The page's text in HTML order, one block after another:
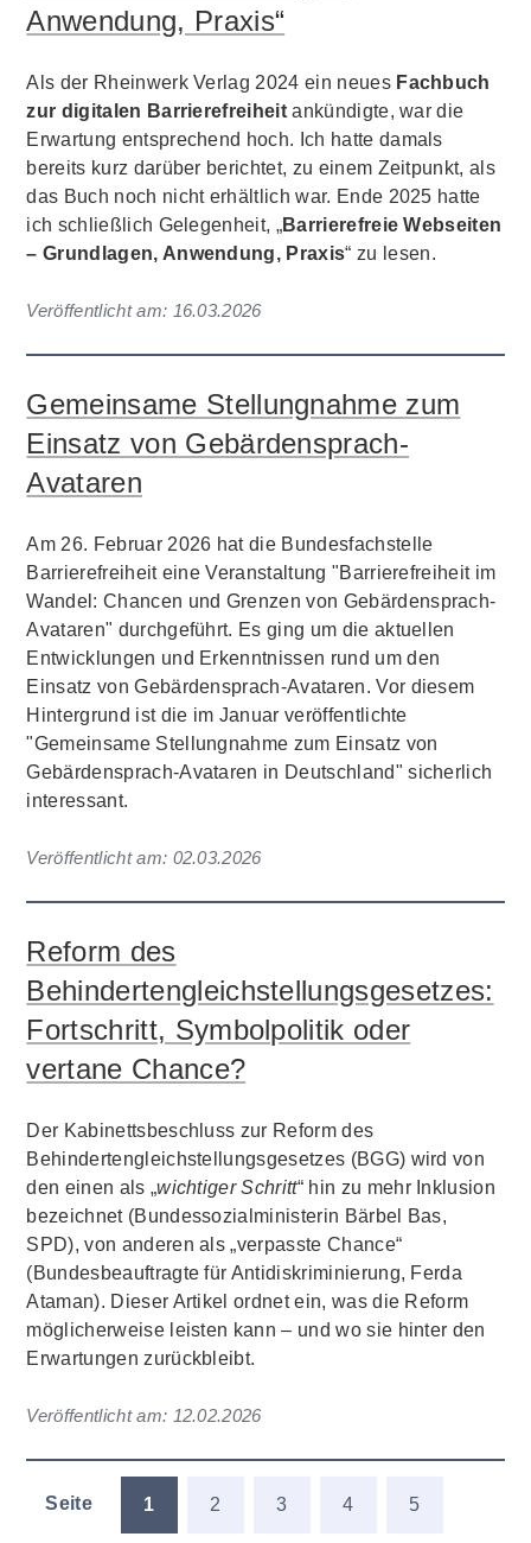
Anwendung, Praxis“
Als der Rheinwerk Verlag 2024 ein neues Fachbuch
zur digitalen Barrierefreiheit ankündigte, war die
Erwartung entsprechend hoch. Ich hatte damals
bereits kurz darüber berichtet, zu einem Zeitpunkt, als
das Buch noch nicht erhältlich war. Ende 2025 hatte
ich schließlich Gelegenheit, „Barrierefreie Webseiten
– Grundlagen, Anwendung, Praxis“ zu lesen.
Veröffentlicht am: 16.03.2026
Gemeinsame Stellungnahme zum
Einsatz von Gebärdensprach-
Avataren
Am 26. Februar 2026 hat die Bundesfachstelle
Barrierefreiheit eine Veranstaltung "Barrierefreiheit im
Wandel: Chancen und Grenzen von Gebärdensprach-
Avataren" durchgeführt. Es ging um die aktuellen
Entwicklungen und Erkenntnissen rund um den
Einsatz von Gebärdensprach-Avataren. Vor diesem
Hintergrund ist die im Januar veröffentlichte
"Gemeinsame Stellungnahme zum Einsatz von
Gebärdensprach-Avataren in Deutschland" sicherlich
interessant.
Veröffentlicht am: 02.03.2026
Reform des
Behindertengleichstellungsgesetzes:
Fortschritt, Symbolpolitik oder
vertane Chance?
Der Kabinettsbeschluss zur Reform des
Behindertengleichstellungsgesetzes (BGG) wird von
den einen als „wichtiger Schritt“ hin zu mehr Inklusion
bezeichnet (Bundessozialministerin Bärbel Bas,
SPD), von anderen als „verpasste Chance“
(Bundesbeauftragte für Antidiskriminierung, Ferda
Ataman). Dieser Artikel ordnet ein, was die Reform
möglicherweise leisten kann – und wo sie hinter den
Erwartungen zurückbleibt.
Veröffentlicht am: 12.02.2026
Seite 1 2 3 4 5